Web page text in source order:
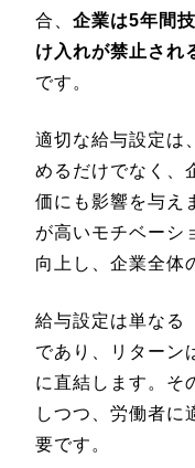
合、 企業は5年間
け入れが禁止され
です。
適切な給与設定は
めるだけでなく、
価にも影響を与え
が高いモチベーシ
向上し、企業全体
給与設定は単なる
であり、リターン
に直結します。そ
しつつ、労働者に
要です。